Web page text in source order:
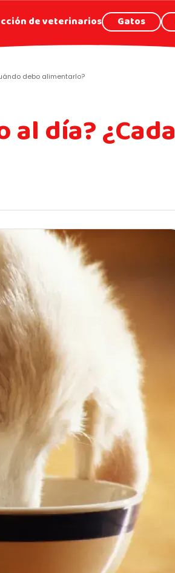
de veterinarios Gatos
debo alimentarlo?
día? ¿Cada